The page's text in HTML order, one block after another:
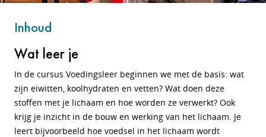
Inhoud
Wat leer je
In de cursus Voedingsleer beginnen we met de basis: wat
zijn eiwitten, koolhydraten en vetten? Wat doen deze
stoffen met je lichaam en hoe worden ze verwerkt? Ook
krijg je inzicht in de bouw en werking van het lichaam. Je
leert bijvoorbeeld hoe voedsel in het lichaam wordt